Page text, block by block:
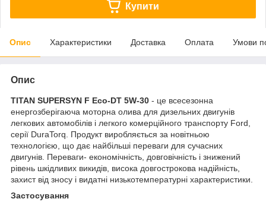
Купити
Опис Характеристики Доставка Оплата Умови
Опис
TITAN SUPERSYN F Eco-DT 5W-30 - це всесезонна
енергозберігаюча моторна олива для дизельних двигунів
легкових автомобілів і легкого комерційного транспорту Ford,
серії DuraTorq. Продукт виробляється за новітньою
технологією, що дає найбільші переваги для сучасних
двигунів. Переваги- економічність, довговічність і знижений
рівень шкідливих викидів, висока довгострокова надійність,
захист від зносу і видатні низькотемпературні характеристики.
Застосування